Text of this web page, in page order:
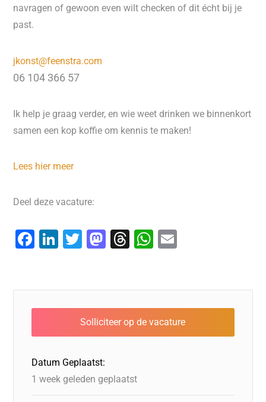
navragen of gewoon even wilt checken of dit écht bij je
past.
jkonst@feenstra.com
06 104 366 57
Ik help je graag verder, en wie weet drinken we binnenkort
samen een kop koffie om kennis te maken!
Lees hier meer
Deel deze vacature:
F
e
b
o
o
k
Li
e
dI
n
T
er
M
o
d
o
T
a
d
s
W
s
A
p
l
Datum Geplaatst:
1 week geleden geplaatst